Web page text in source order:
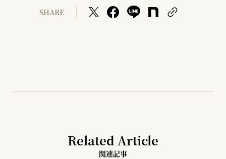
SHARE
Related Article
関連記事